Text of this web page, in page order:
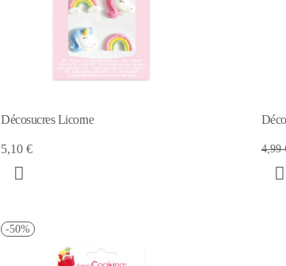
Décosucres Licorne
5,10 € 4,99
-50%